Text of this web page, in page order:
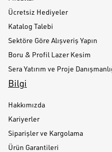
Ücretsiz Hediyeler
Katalog Talebi
Sektöre Göre Alışveriş Yapın
Boru & Profil Lazer Kesim
Sera Yatırım ve Proje
Bilgi
Hakkımızda
Kariyerler
Siparişler ve Kargolama
Ürün Garantileri